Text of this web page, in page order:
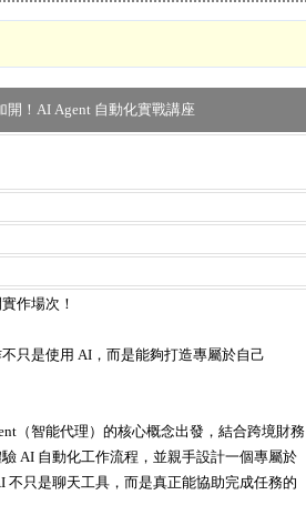
開！AI Agent 自動化實戰講座
作場次！
只是使用 AI，而是能夠打造專屬於自己
（智能代理）的核心概念出發，結合跨境財務
AI 自動化工作流程，並親手設計一個專屬於
不只是聊天工具，而是真正能協助完成任務的